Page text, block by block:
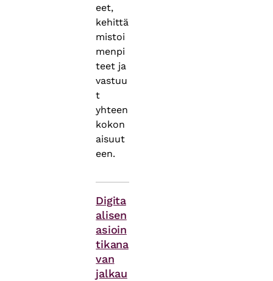
eet,
kehittä
mistoi
menpi
teet ja
vastuu
t
yhteen
kokon
aisuut
een.
Digita
alisen
asioin
tikana
van
jalkau